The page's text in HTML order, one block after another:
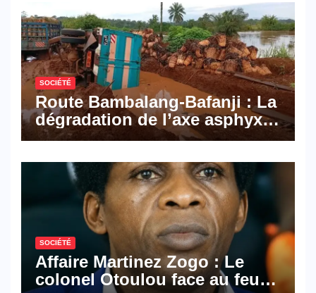
SOCIÉTÉ
Route Bambalang-Bafanji : La
dégradation de l’axe asphyxie
les activités économiques
SOCIÉTÉ
Affaire Martinez Zogo : Le
colonel Otoulou face au feu